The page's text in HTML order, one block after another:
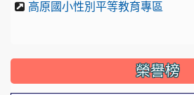
高原國小性別平等教育專區
榮譽榜